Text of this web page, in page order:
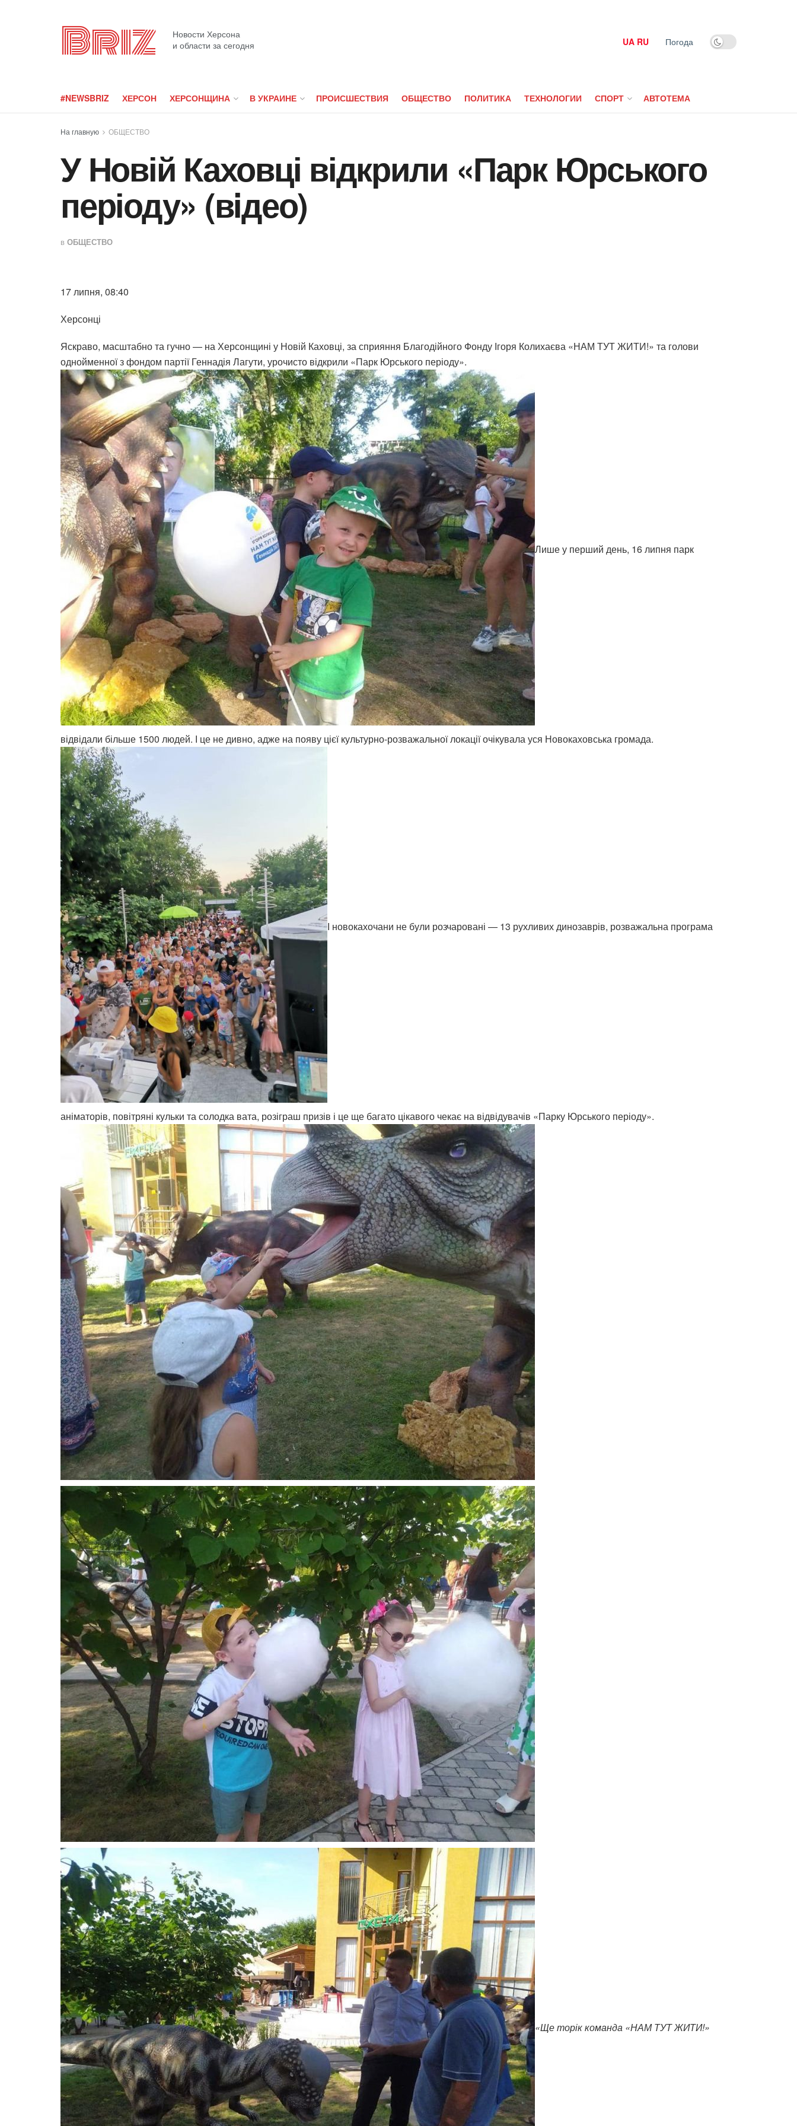
Briz
Новости Херсона
и области за сегодня
UA RU Погода
#NEWSBRIZ ХЕРСОН ХЕРСОНЩИНА В УКРАИНЕ ПРОИСШЕСТВИЯ ОБЩЕСТВО ПОЛИТИКА ТЕХНОЛОГИИ СПОРТ АВТОТЕМА
На главную ОБЩЕСТВО
У Новій Каховці відкрили «Парк Юрського
періоду» (вiдео)
в ОБЩЕСТВО
17 липня, 08:40
Херсонці
Яскраво, масштабно та гучно — на Херсонщині у Новій Каховці, за сприяння Благодійного Фонду Ігоря Колихаєва «НАМ ТУТ ЖИТИ!» та голови
однойменної з фондом партії Геннадія Лагути, урочисто відкрили «Парк Юрського періоду».
Лише у перший день, 16 липня парк
відвідали більше 1500 людей. І це не дивно, адже на появу цієї культурно-розважальної локації очікувала уся Новокаховська громада.
І новокахочани не були розчаровані — 13 рухливих динозаврів, розважальна програма
аніматорів, повітряні кульки та солодка вата, розіграш призів і це ще багато цікавого чекає на відвідувачів «Парку Юрського періоду».
«Ще торік команда «НАМ ТУТ ЖИТИ!»